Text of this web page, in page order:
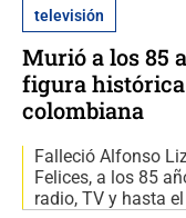
televisión
Murió a los 85
figura
colombiana
Falleció Alfonso
Felices, a los 85
radio, TV y hasta